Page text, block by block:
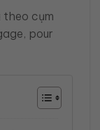
theo cụm
pour